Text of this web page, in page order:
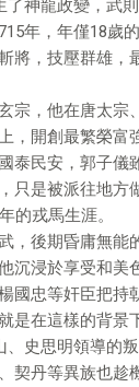
神龍政變，武
年，年僅18歲
將，技壓群雄，
宗，他在唐太宗
，開創最繁榮富
泰民安，郭子儀
只是被派往地方
的戎馬生涯。
，後期昏庸無能
沉浸於享受和美
國忠等奸臣把持
是在這樣的背景
、史思明領導的
契丹等異族也趁